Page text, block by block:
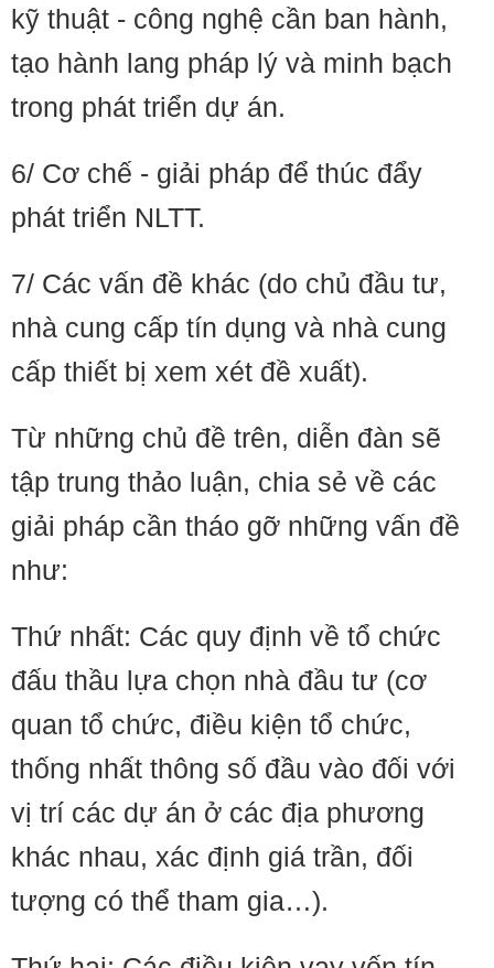
kỹ thuật - công nghệ cần ban hành,
tạo hành lang pháp lý và minh bạch
trong phát triển dự án.
6/ Cơ chế - giải pháp để thúc đẩy
phát triển NLTT.
7/ Các vấn đề khác (do chủ đầu tư,
nhà cung cấp tín dụng và nhà cung
cấp thiết bị xem xét đề xuất).
Từ những chủ đề trên, diễn đàn sẽ
tập trung thảo luận, chia sẻ về các
giải pháp cần tháo gỡ những vấn đề
như:
Thứ nhất: Các quy định về tổ chức
đấu thầu lựa chọn nhà đầu tư (cơ
quan tổ chức, điều kiện tổ chức,
thống nhất thông số đầu vào đối với
vị trí các dự án ở các địa phương
khác nhau, xác định giá trần, đối
tượng có thể tham gia…).